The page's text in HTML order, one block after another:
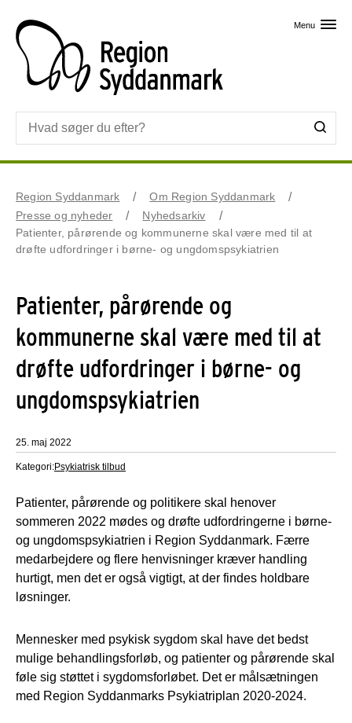
Menu
Region Syddanmark
Om Region Syddanmark
Presse og nyheder
Nyhedsarkiv
Patienter, pårørende og kommunerne skal være med til at
drøfte udfordringer i børne- og ungdomspsykiatrien
Patienter, pårørende og
kommunerne skal være med til at
drøfte udfordringer i børne- og
ungdomspsykiatrien
25. maj 2022
Kategori:Psykiatrisk tilbud
Patienter, pårørende og politikere skal henover
sommeren 2022 mødes og drøfte udfordringerne i børne-
og ungdomspsykiatrien i Region Syddanmark. Færre
medarbejdere og flere henvisninger kræver handling
hurtigt, men det er også vigtigt, at der findes holdbare
løsninger.
Mennesker med psykisk sygdom skal have det bedst
mulige behandlingsforløb, og patienter og pårørende skal
føle sig støttet i sygdomsforløbet. Det er målsætningen
med Region Syddanmarks Psykiatriplan 2020-2024.